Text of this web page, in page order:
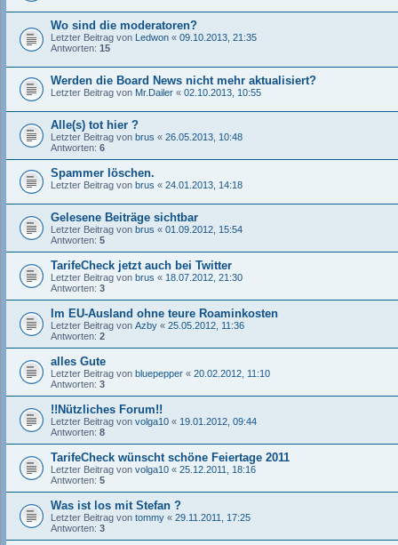
Wo sind die moderatoren?
Letzter Beitrag von Ledwon « 09.10.2013, 21:35
Antworten: 15
Werden die Board News nicht mehr aktualisiert?
Letzter Beitrag von Mr.Dailer « 02.10.2013, 10:55
Alle(s) tot hier ?
Letzter Beitrag von brus « 26.05.2013, 10:48
Antworten: 6
Spammer löschen.
Letzter Beitrag von brus « 24.01.2013, 14:18
Gelesene Beiträge sichtbar
Letzter Beitrag von brus « 01.09.2012, 15:54
Antworten: 5
TarifeCheck jetzt auch bei Twitter
Letzter Beitrag von brus « 18.07.2012, 21:30
Antworten: 3
Im EU-Ausland ohne teure Roaminkosten
Letzter Beitrag von Azby « 25.05.2012, 11:36
Antworten: 2
alles Gute
Letzter Beitrag von bluepepper « 20.02.2012, 11:10
Antworten: 3
!!Nützliches Forum!!
Letzter Beitrag von volga10 « 19.01.2012, 09:44
Antworten: 8
TarifeCheck wünscht schöne Feiertage 2011
Letzter Beitrag von volga10 « 25.12.2011, 18:16
Antworten: 5
Was ist los mit Stefan ?
Letzter Beitrag von tommy « 29.11.2011, 17:25
Antworten: 3